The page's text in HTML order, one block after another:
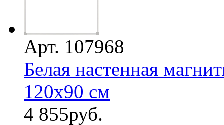
Арт. 107968
Белая настенная
120х90 см
4 855руб.